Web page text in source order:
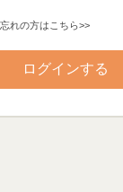
れの方はこちら>>